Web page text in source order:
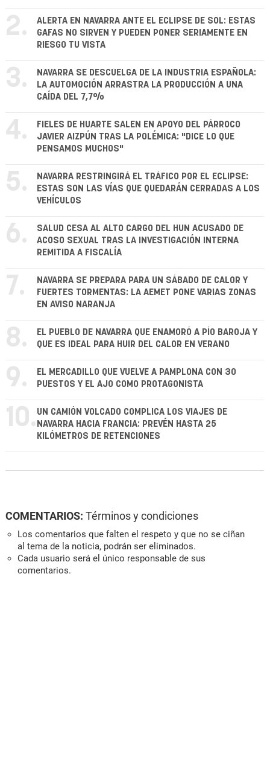
2.
ALERTA EN NAVARRA ANTE EL ECLIPSE DE SOL: ESTAS
GAFAS NO SIRVEN Y PUEDEN PONER SERIAMENTE EN
RIESGO TU VISTA
3.
NAVARRA SE DESCUELGA DE LA INDUSTRIA ESPAÑOLA:
LA AUTOMOCIÓN ARRASTRA LA PRODUCCIÓN A UNA
CAÍDA DEL 7,7%
4.
FIELES DE HUARTE SALEN EN APOYO DEL PÁRROCO
JAVIER AIZPÚN TRAS LA POLÉMICA: "DICE LO QUE
PENSAMOS MUCHOS"
5.
NAVARRA RESTRINGIRÁ EL TRÁFICO POR EL ECLIPSE:
ESTAS SON LAS VÍAS QUE QUEDARÁN CERRADAS A LOS
VEHÍCULOS
6.
SALUD CESA AL ALTO CARGO DEL HUN ACUSADO DE
ACOSO SEXUAL TRAS LA INVESTIGACIÓN INTERNA
REMITIDA A FISCALÍA
7.
NAVARRA SE PREPARA PARA UN SÁBADO DE CALOR Y
FUERTES TORMENTAS: LA AEMET PONE VARIAS ZONAS
EN AVISO NARANJA
8.
EL PUEBLO DE NAVARRA QUE ENAMORÓ A PÍO BAROJA Y
QUE ES IDEAL PARA HUIR DEL CALOR EN VERANO
9.
EL MERCADILLO QUE VUELVE A PAMPLONA CON 30
PUESTOS Y EL AJO COMO PROTAGONISTA
10. UN CAMIÓN VOLCADO COMPLICA LOS VIAJES DE
NAVARRA HACIA FRANCIA: PREVÉN HASTA 25
KILÓMETROS DE RETENCIONES
COMENTARIOS: Términos y condiciones
Los comentarios que falten el respeto y que no se ciñan
al tema de la noticia, podrán ser eliminados.
Cada usuario será el único responsable de sus
comentarios.